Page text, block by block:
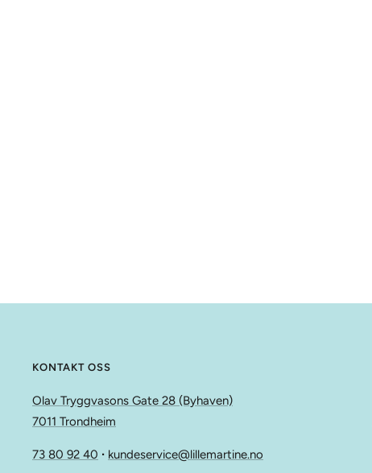
KONTAKT OSS
Olav Tryggvasons Gate 28 (Byhaven)
7011 Trondheim
73 80 92 40 ∙ kundeservice@lillemartine.no